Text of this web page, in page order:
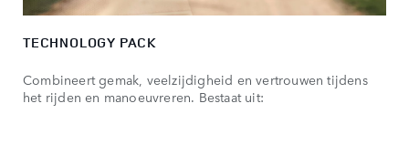
TECHNOLOGY PACK
Combineert gemak, veelzijdigheid en vertrouwen tijdens
het rijden en manoeuvreren. Bestaat uit: